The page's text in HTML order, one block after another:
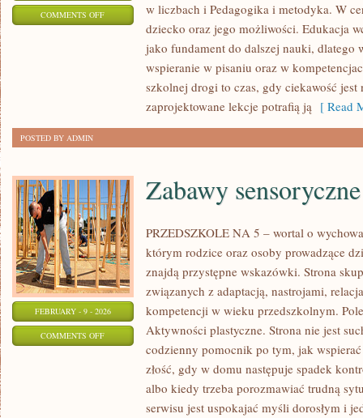
COMMENTS OFFON
w liczbach i Pedagogika i metodyka. W
dziecko oraz jego możliwości. Edukacja
jako fundament do dalszej nauki, dlatego
wspieranie w pisaniu oraz w
szkolnej drogi to czas, gdy ciekawość jest
zaprojektowane lekcje potrafią ją [ Read
POSTED BY ADMIN
FEBRUARY - 9 - 2026
COMMENTS OFFON
SENSORYCZNE
Zabawy sensoryczne
PRZEDSZKOLE NA 5 – wortal o
którym rodzice oraz osoby prowadzące
znajdą przystępne wskazówki. Strona
związanych z adaptacją, nastrojami,
kompetencji w wieku przedszkolnym.
Aktywności plastyczne. Strona nie jest
codzienny pomocnik po tym, jak
złość, gdy w domu następuje spadek
albo kiedy trzeba porozmawiać trudną
serwisu jest uspokajać myśli dorosłym i